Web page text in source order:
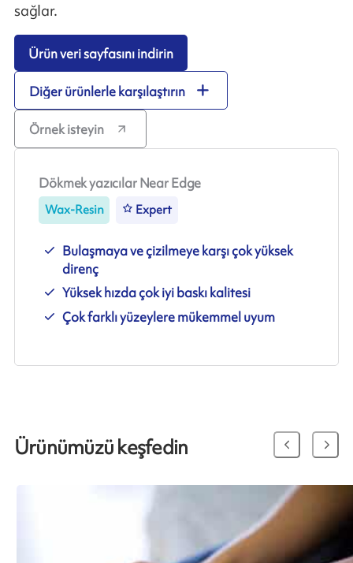
sağlar.
Ürün veri sayfasını indirin
Diğer ürünlerle karşılaştırın
Örnek isteyin
Dökmek yazıcılar Near Edge
Wax-Resin Expert
Bulaşmaya ve çizilmeye karşı çok yüksek
direnç
Yüksek hızda çok iyi baskı kalitesi
Çok farklı yüzeylere mükemmel uyum
Ürünümüzü keşfedin